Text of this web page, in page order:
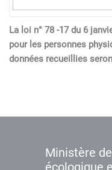
La loi n° 78 -17 du 6
pour les personnes
données recueillies
Ministère
écologique